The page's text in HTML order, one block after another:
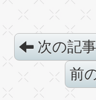
次の記事
前